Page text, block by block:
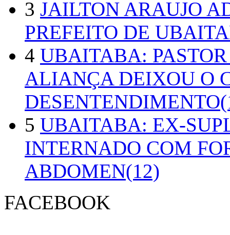
3 JAILTON ARAUJO
PREFEITO DE
4 UBAITABA:
ALIANÇA DEIXOU O
5 UBAITABA: EX-
INTERNADO COM
ABDOMEN(12)
FACEBOOK